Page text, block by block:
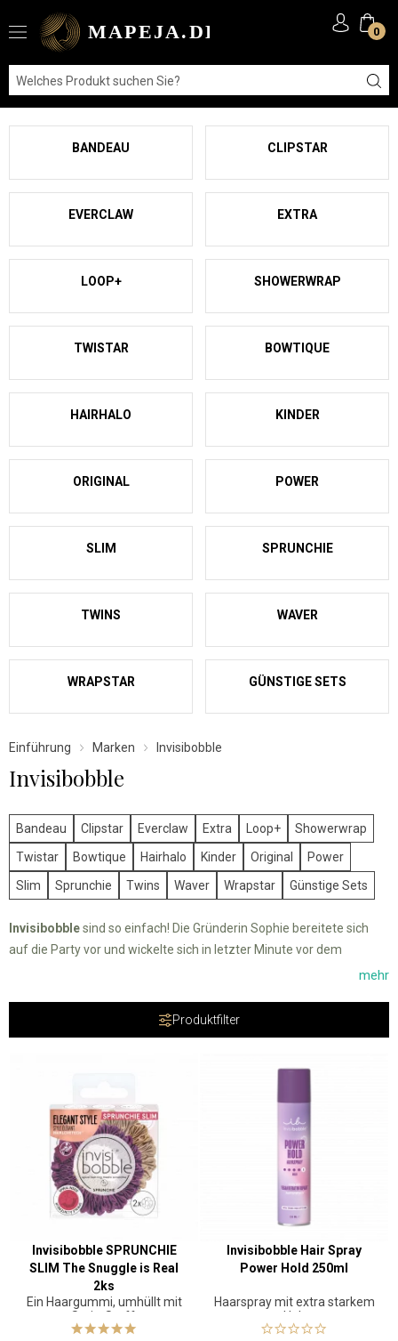
0
Einführung Marken Invisibobble
Invisibobble
Bandeau Clipstar Everclaw Extra Loop+
Showerwrap
Twistar
Bowtique Hairhalo Kinder Original
Power
Slim
Sprunchie Twins Waver Wrapstar Günstige Sets
Invisibobblesind so einfach! Die Gründerin Sophie bereitete sich
auf die Party vor und wickelte sich in letzter Minute vor dem
Verlassen des Hauses ein altes Telefonkabel um die Haare. Am
Haargummi immer noch an seinem Platz war. Außerdem bemerkte
sie, dass sie weder unter Kopfschmerzen noch unter unschönen
Sophie hat Kunststoff-Haargummis herausgebracht, die
herausfallen, nicht ziehen, praktisch sind und einen festen Halt
Hält auf jedem Haartyp. Sie sehen stylisch aus und
schädigen das Haar nicht. Invisibobble wird Sie so sehr begeistern,
dass Sie nicht mehr zu anderen Haargummis zurückkehren
möchten.
mehr
BANDEAU CLIPSTAR
EVERCLAW EXTRA
LOOP+ SHOWERWRAP
TWISTAR BOWTIQUE
HAIRHALO KINDER
ORIGINAL POWER
SLIM SPRUNCHIE
TWINS WAVER
WRAPSTAR GÜNSTIGE SETS
Produktfilter
Invisibobble SPRUNCHIE
SLIM The Snuggle is Real
2ks
Ein Haargummi, umhüllt mit
Satin-Stoff.
Invisibobble Hair Spray
Power Hold 250ml
Haarspray mit extra starkem
Halt